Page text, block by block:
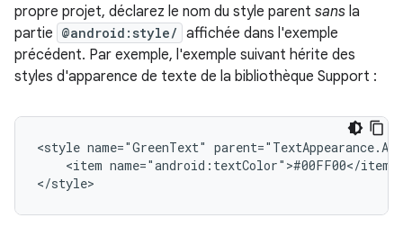
propre projet, déclarez le nom du style parent sans la
partie @android:style/ affichée dans l'exemple
précédent. Par exemple, l'exemple suivant hérite des
styles d'apparence de texte de la bibliothèque Support :
<style name="GreenText"
<item name="android:textColor">#00FF00</item>
</style>